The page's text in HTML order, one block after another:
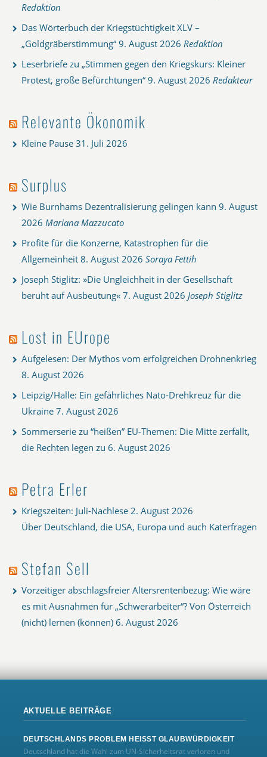
Redaktion
Das Wörterbuch der Kriegstüchtigkeit XLV –
„Goldgräberstimmung“ 9. August 2026 Redaktion
Leserbriefe zu „Stimmen gegen den Kriegskurs: Kleiner
Protest, große Befürchtungen“ 9. August 2026 Redakteur
Relevante Ökonomik
Kleine Pause 31. Juli 2026
Surplus
Wie Burnhams Dezentralisierung gelingen kann 9. August
2026 Mariana Mazzucato
Profite für die Konzerne, Katastrophen für die
Allgemeinheit 8. August 2026 Soraya Fettih
Joseph Stiglitz: »Die Ungleichheit in der Gesellschaft
beruht auf Ausbeutung« 7. August 2026 Joseph Stiglitz
Lost in EUrope
Aufgelesen: Der Mythos vom erfolgreichen Drohnenkrieg
8. August 2026
Leipzig/Halle: Ein gefährliches Nato-Drehkreuz für die
Ukraine 7. August 2026
Sommerserie zu “heißen” EU-Themen: Die Mitte zerfällt,
die Rechten legen zu 6. August 2026
Petra Erler
Kriegszeiten: Juli-Nachlese 2. August 2026
Über Deutschland, die USA, Europa und auch Katerfragen
Stefan Sell
Vorzeitiger abschlagsfreier Altersrentenbezug: Wie wäre
es mit Ausnahmen für „Schwerarbeiter“? Von Österreich
(nicht) lernen (können) 6. August 2026
AKTUELLE BEITRÄGE
DEUTSCHLANDS PROBLEM HEISST GLAUBWÜRDIGKEIT
Deutschland hat die Wahl zum UN‑Sicherheitsrat verloren und